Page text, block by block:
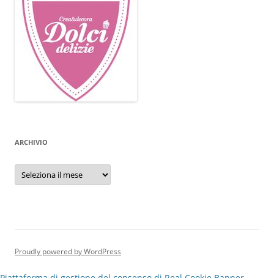
ARCHIVIO
Archivio
Proudly powered by WordPress